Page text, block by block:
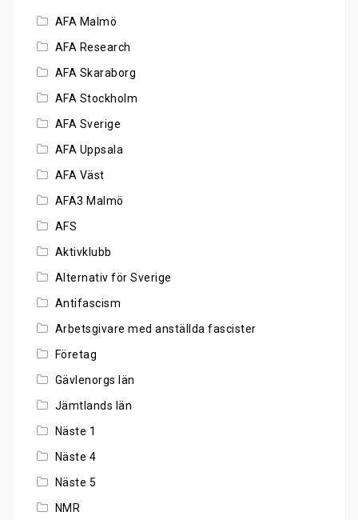
AFA Malmö
AFA Research
AFA Skaraborg
AFA Stockholm
AFA Sverige
AFA Uppsala
AFA Väst
AFA3 Malmö
AFS
Aktivklubb
Alternativ för Sverige
Antifascism
Arbetsgivare med anställda fascister
Företag
Gävlenorgs län
Jämtlands län
Näste 1
Näste 4
Näste 5
NMR